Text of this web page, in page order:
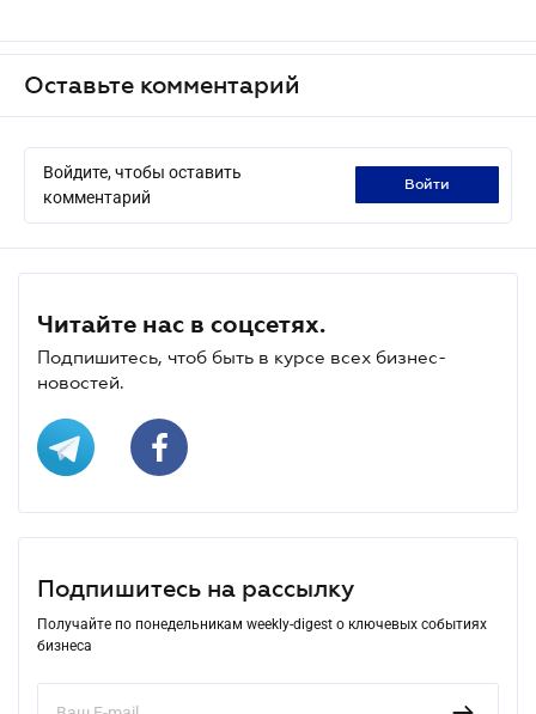
Оставьте комментарий
Войдите, чтобы оставить
комментарий
войти
Читайте нас в соцсетях.
Подпишитесь, чтоб быть в курсе всех бизнес-
новостей.
Подпишитесь на рассылку
Получайте по понедельникам weekly-digest о ключевых событиях
бизнеса